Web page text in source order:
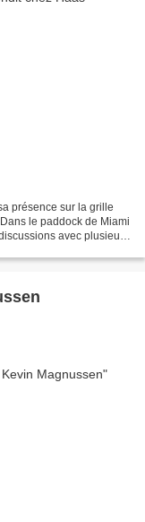
présence sur la grille
le paddock de Miami
avec plusieurs